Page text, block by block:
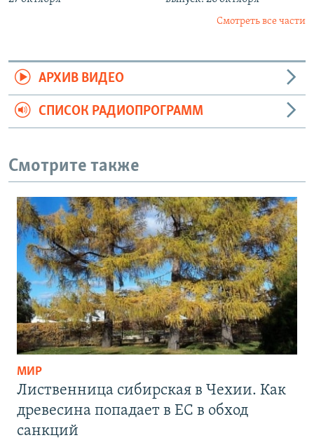
Смотреть все части
АРХИВ ВИДЕО
СПИСОК РАДИОПРОГРАММ
Смотрите также
МИР
Лиственница сибирская в Чехии. Как
древесина попадает в ЕС в обход
санкций